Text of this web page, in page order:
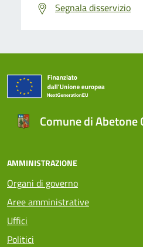
Segnala disservizio
Comune di Abetone
AMMINISTRAZIONE
Organi di governo
Aree amministrative
Uffici
Politici